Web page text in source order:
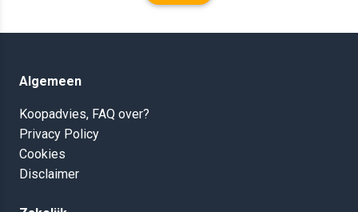
Algemeen
Koopadvies, FAQ over?
Privacy Policy
Cookies
Disclaimer